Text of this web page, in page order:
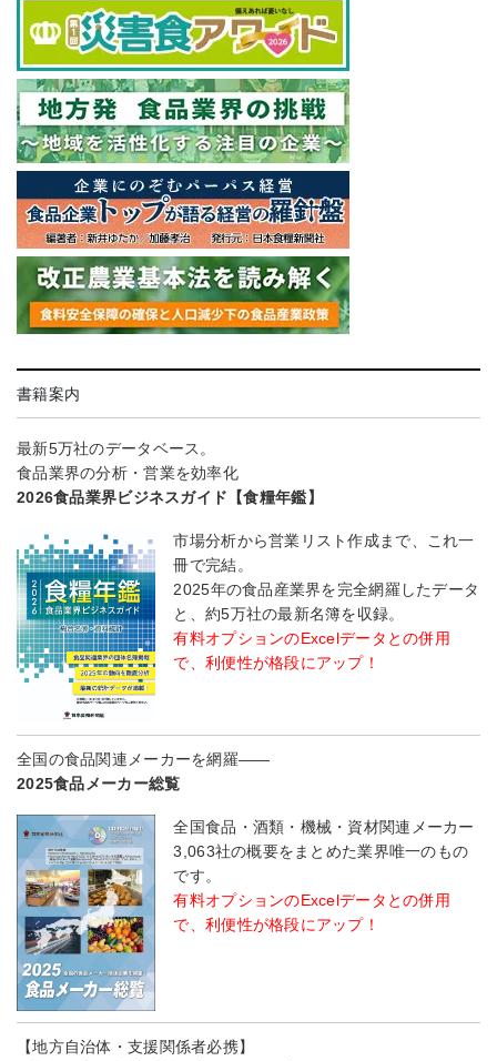
書籍案内
最新5万社のデータベース。
食品業界の分析・営業を効率化
2026食品業界ビジネスガイド【食糧年鑑】
市場分析から営業リスト作成まで、これ一
冊で完結。
2025年の食品産業界を完全網羅したデータ
と、約5万社の最新名簿を収録。
有料オプションのExcelデータとの併用
で、利便性が格段にアップ！
全国の食品関連メーカーを網羅――
2025食品メーカー総覧
全国食品・酒類・機械・資材関連メーカー
3,063社の概要をまとめた業界唯一のもの
です。
有料オプションのExcelデータとの併用
で、利便性が格段にアップ！
【地方自治体・支援関係者必携】